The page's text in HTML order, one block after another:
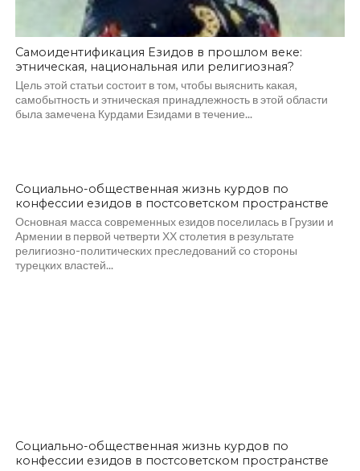
Самоидентификация Езидов в прошлом веке:
этническая, национальная или религиозная?
Цель этой статьи состоит в том, чтобы выяснить какая,
самобытность и этническая принадлежность в этой области
была замечена Курдами Езидами в течение...
Социально-общественная жизнь курдов по
конфессии езидов в постсоветском пространстве
Основная масса современных езидов поселилась в Грузии и
Армении в первой четверти ХХ столетия в результате
религиозно-политических преследований со стороны
турецких властей...
Социально-общественная жизнь курдов по
конфессии езидов в постсоветском пространстве